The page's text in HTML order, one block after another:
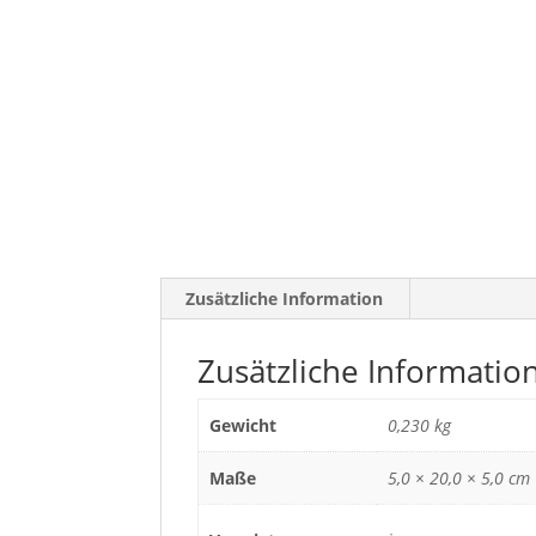
Zusätzliche Information
Zusätzliche
Gewicht 0,230 kg
Maße 5,0 × 20,0 × 5,0 cm